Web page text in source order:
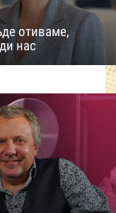
отиваме,
нас